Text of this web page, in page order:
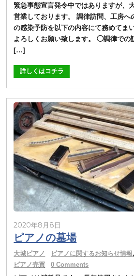
緊急事態宣言発令中ではありますが、
営業しております。 調律訪問、工房へ
の感染予防を以下の内容にて務めてま
よろしくお願い致します。 ◯調律での
[…]
詳しくはコチラ
2020年8月8日
ピアノの墓場
大城ピアノ ピアノに関するお知らせ情報,
ピアノ売買
0 Comments